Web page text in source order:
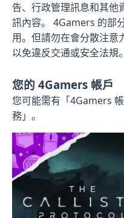
告、行政管理訊息和其他
訊內容。 4Gamers 的部
用。但請勿在會分散注意
以免違反交通或安全法規。
您的 4Gamers 帳戶
您可能需有「4Gamers
務」。